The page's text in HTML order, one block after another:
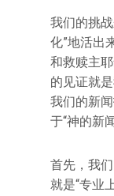
我们的挑
化”地活出
和救赎主
的见证就
我们的新
于“神的新
首先，我
就是“专业